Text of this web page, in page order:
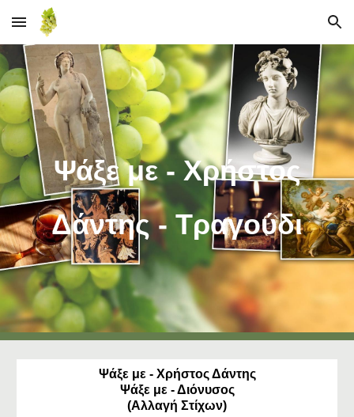
Skip to main content Skip to navigation
Ψάξε με - Χρήστος
Δάντης - Τραγούδι
Ψάξε με - Χρήστος Δάντης
Ψάξε με - Διόνυσος
(Αλλαγή Στίχων)